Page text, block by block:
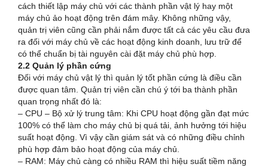
cách thiết lập máy chủ với các thành phần vật lý hay một
máy chủ ảo hoạt động trên đám mây. Không những vậy,
quản trị viên cũng cần phải nắm được tất cả các yêu cầu đưa
ra đối với máy chủ về các hoạt động kinh doanh, lưu trữ để
có thể chuẩn bị tài nguyên cài đặt máy chủ phù hợp.
2.2 Quản lý phần cứng
Đối với máy chủ vật lý thì quản lý tốt phần cứng là điều cần
được quan tâm. Quản trị viên cần chú ý tới ba thành phần
quan trọng nhất đó là:
– CPU – Bộ xử lý trung tâm: Khi CPU hoạt động gần đạt mức
100% có thể làm cho máy chủ bị quá tải, ảnh hưởng tới hiệu
suất hoạt động. Vì vậy cần giám sát và có những điều chỉnh
phù hợp đảm bảo hoạt động của máy chủ.
– RAM: Máy chủ càng có nhiều RAM thì hiệu suất tiềm năng